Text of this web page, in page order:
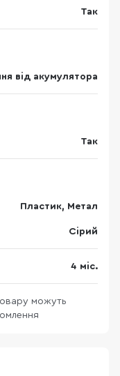
Так
від акумулятора
Так
Пластик, Метал
Сірий
4 міс.
можуть